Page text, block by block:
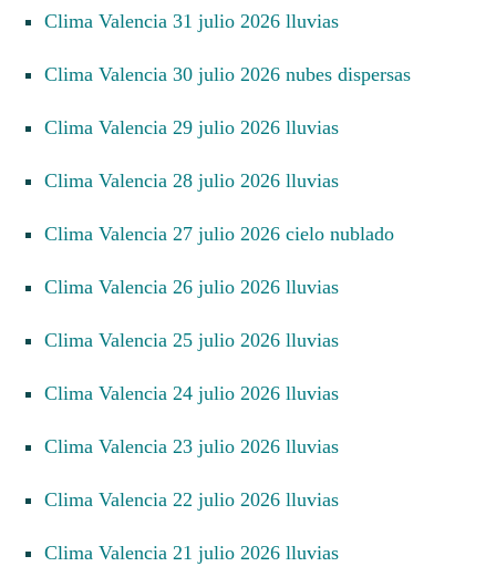
Clima Valencia 31 julio 2026 lluvias
Clima Valencia 30 julio 2026 nubes dispersas
Clima Valencia 29 julio 2026 lluvias
Clima Valencia 28 julio 2026 lluvias
Clima Valencia 27 julio 2026 cielo nublado
Clima Valencia 26 julio 2026 lluvias
Clima Valencia 25 julio 2026 lluvias
Clima Valencia 24 julio 2026 lluvias
Clima Valencia 23 julio 2026 lluvias
Clima Valencia 22 julio 2026 lluvias
Clima Valencia 21 julio 2026 lluvias